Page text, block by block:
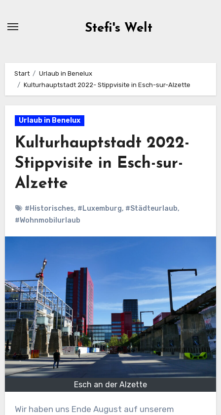
Stefi's Welt
Start
Urlaub in Benelux
Kulturhauptstadt 2022- Stippvisite in Esch-sur-Alzette
Urlaub in Benelux
Kulturhauptstadt 2022-
Stippvisite in Esch-sur-
Alzette
#Historisches, #Luxemburg, #Städteurlaub,
#Wohnmobilurlaub
Esch an der Alzette
Wir haben uns Ende August auf unserem